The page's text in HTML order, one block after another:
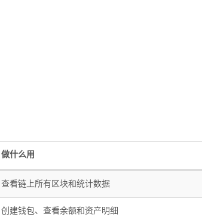
做什么用
查看链上所有区块和统计数据
创建钱包、查看余额和资产明细